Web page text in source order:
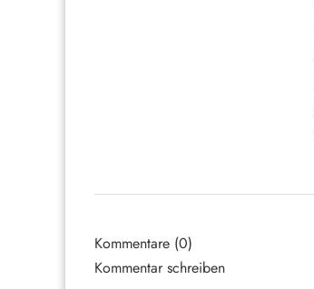
Kommentare (0)
Kommentar schreiben